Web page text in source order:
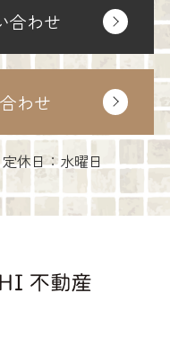
合わせ
わせ
休日：水曜日